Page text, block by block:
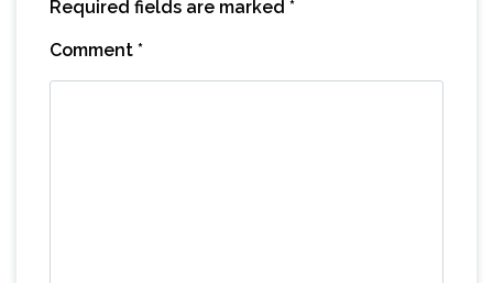
Required fields are marked *
Comment *